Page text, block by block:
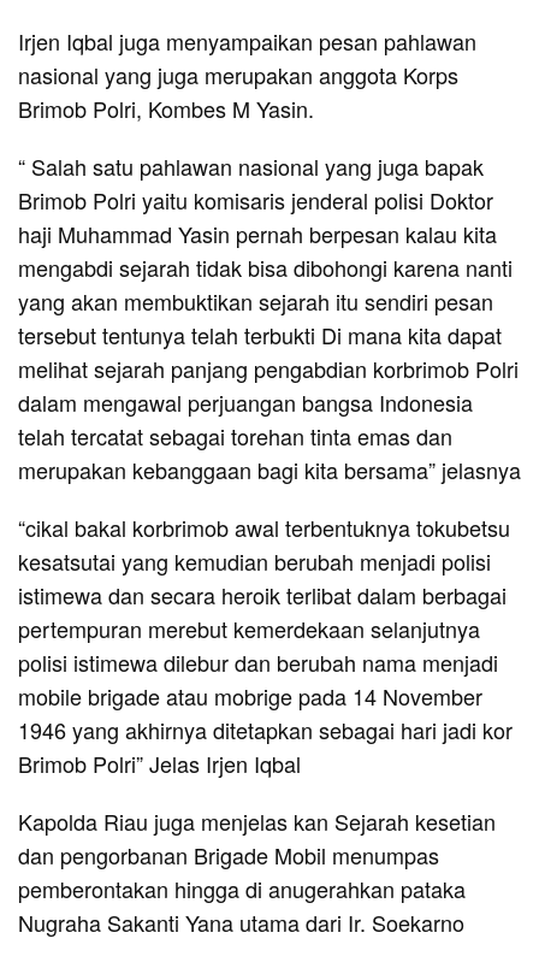
Irjen Iqbal juga menyampaikan pesan pahlawan
nasional yang juga merupakan anggota Korps
Brimob Polri, Kombes M Yasin.
“ Salah satu pahlawan nasional yang juga bapak
Brimob Polri yaitu komisaris jenderal polisi Doktor
haji Muhammad Yasin pernah berpesan kalau kita
mengabdi sejarah tidak bisa dibohongi karena nanti
yang akan membuktikan sejarah itu sendiri pesan
tersebut tentunya telah terbukti Di mana kita dapat
melihat sejarah panjang pengabdian korbrimob Polri
dalam mengawal perjuangan bangsa Indonesia
telah tercatat sebagai torehan tinta emas dan
merupakan kebanggaan bagi kita bersama” jelasnya
“cikal bakal korbrimob awal terbentuknya tokubetsu
kesatsutai yang kemudian berubah menjadi polisi
istimewa dan secara heroik terlibat dalam berbagai
pertempuran merebut kemerdekaan selanjutnya
polisi istimewa dilebur dan berubah nama menjadi
mobile brigade atau mobrige pada 14 November
1946 yang akhirnya ditetapkan sebagai hari jadi kor
Brimob Polri” Jelas Irjen Iqbal
Kapolda Riau juga menjelas kan Sejarah kesetian
dan pengorbanan Brigade Mobil menumpas
pemberontakan hingga di anugerahkan pataka
Nugraha Sakanti Yana utama dari Ir. Soekarno